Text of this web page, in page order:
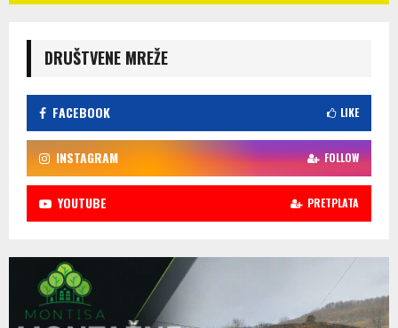
DRUŠTVENE MREŽE
FACEBOOK LIKE
INSTAGRAM FOLLOW
YOUTUBE PRETPLATA